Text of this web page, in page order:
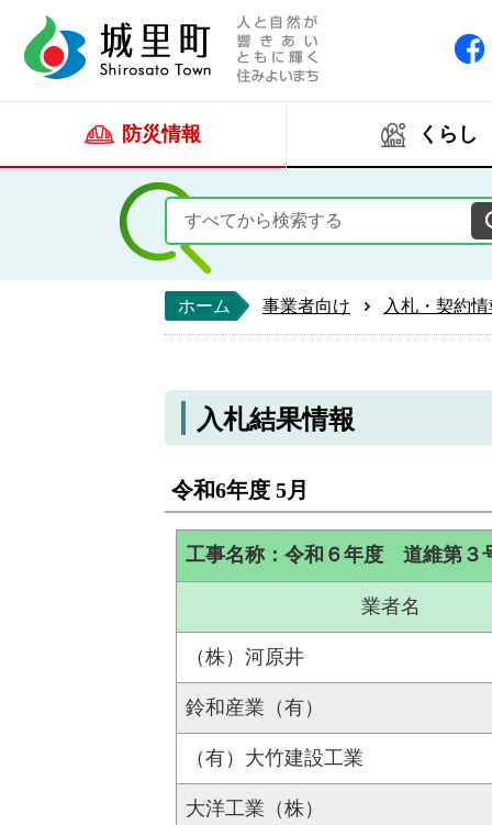
防災情報 くらし
ホーム 事業者向け 入札・契約
入札結果情報
令和6年度 5月
工事名称：令和６年度 道維第
業者名
（株）河原井
鈴和産業（有）
（有）大竹建設工業
大洋工業（株）